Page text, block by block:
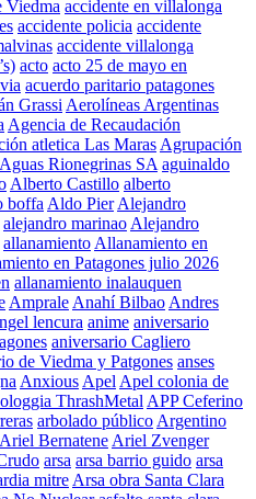
Viedma accidente en villalonga
accidente policia accidente
accidente villalonga
acto acto 25 de mayo en
acuerdo paritario patagones
Grassi Aerolíneas Argentinas
Agencia de Recaudación
atletica Las Maras Agrupación
Aguas Rionegrinas SA aguinaldo
Alberto Castillo alberto
boffa Aldo Pier Alejandro
alejandro marinao Alejandro
allanamiento Allanamiento en
en Patagones julio 2026
allanamiento inalauquen
Amprale Anahí Bilbao Andres
lencura anime aniversario
aniversario Cagliero
de Viedma y Patgones anses
Anxious Apel Apel colonia de
ThrashMetal APP Ceferino
arbolado público Argentino
Ariel Bernatene Ariel Zvenger
arsa arsa barrio guido arsa
mitre Arsa obra Santa Clara